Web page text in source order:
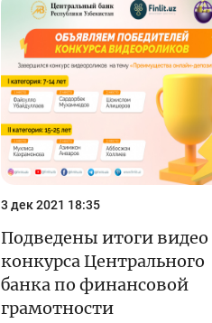
3 дек 2021 18:35
Подведены итоги видео
конкурса Центрального
банка по финансовой
грамотности